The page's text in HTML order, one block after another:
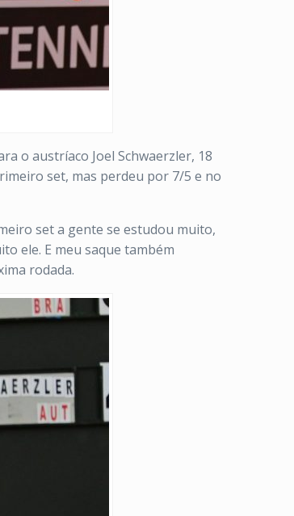
o austríaco Joel Schwaerzler, 18
set, mas perdeu por 7/5 e no
set a gente se estudou muito,
ele. E meu saque também
rodada.